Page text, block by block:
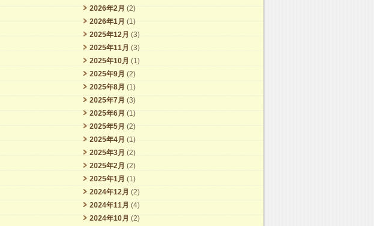
2026年2月 (2)
2026年1月 (1)
2025年12月 (3)
2025年11月 (3)
2025年10月 (1)
2025年9月 (2)
2025年8月 (1)
2025年7月 (3)
2025年6月 (1)
2025年5月 (2)
2025年4月 (1)
2025年3月 (2)
2025年2月 (2)
2025年1月 (1)
2024年12月 (2)
2024年11月 (4)
2024年10月 (2)